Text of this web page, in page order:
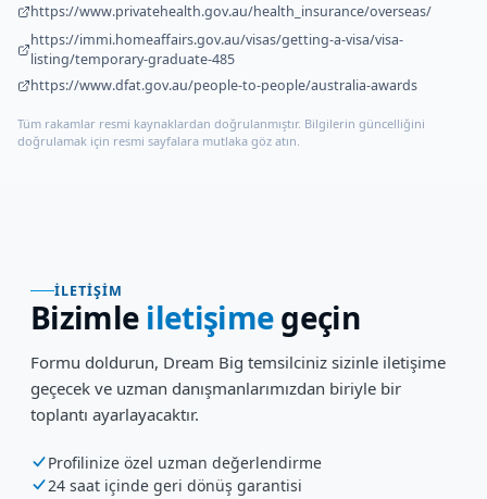
https://www.privatehealth.gov.au/health_insurance/overseas/
https://immi.homeaffairs.gov.au/visas/getting-a-visa/visa-
listing/temporary-graduate-485
https://www.dfat.gov.au/people-to-people/australia-awards
Tüm rakamlar resmi kaynaklardan doğrulanmıştır. Bilgilerin güncelliğini
doğrulamak için resmi sayfalara mutlaka göz atın.
İLETIŞIM
Bizimle iletişimegeçin
Formu doldurun, Dream Big temsilciniz sizinle iletişime
geçecek ve uzman danışmanlarımızdan biriyle bir
toplantı ayarlayacaktır.
Profilinize özel uzman değerlendirme
24 saat içinde geri dönüş garantisi